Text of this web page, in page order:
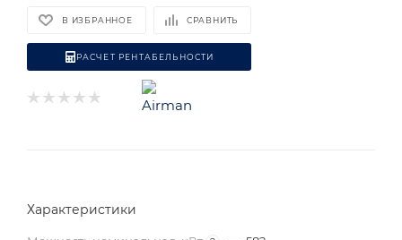
В ИЗБРАННОЕ СРАВНИТЬ
РАСЧЕТ РЕНТАБЕЛЬНОСТИ
Характеристики